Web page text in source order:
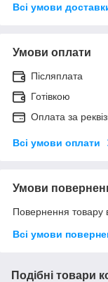
Всі умови
Умови оплати
Післяплата
Готівкою
Оплата за
Всі умови оплати
Умови
Повернення товару
Всі умови
Подібні товари